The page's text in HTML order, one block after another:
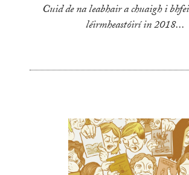
Cuid de na leabhair a chuaigh i
léirmheastóirí in 2018...